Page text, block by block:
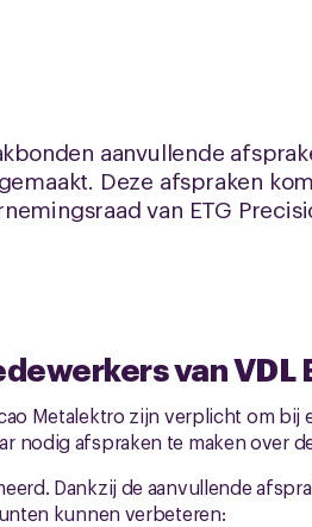
aanvullende
Deze afspraken
van ETG
van VDL
Metalektro zijn verplicht om bij
nodig afspraken te maken over
Dankzij de aanvullende
kunnen verbeteren: